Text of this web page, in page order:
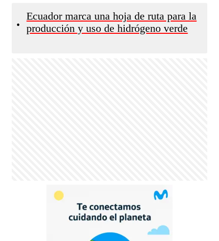
•
Ecuador marca una hoja de ruta para la
producción y uso de hidrógeno verde